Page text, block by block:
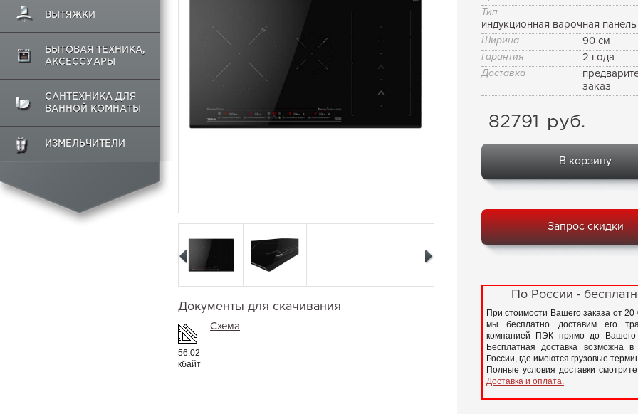
ВЫТЯЖКИ
БЫТОВАЯ ТЕХНИКА,
АКСЕССУАРЫ
САНТЕХНИКА ДЛЯ
ВАННОЙ КОМНАТЫ
ИЗМЕЛЬЧИТЕЛИ
Документы для скачивания
56.02
кбайт
Схема
Тип
индукционная варочная панель
Ширина 90 см
Гарантия 2 года
Доставка
заказ
82791 руб.
В корзину
Запрос скидки
По России -
При стоимости Вашего заказа от 20
мы бесплатно доставим его
компанией ПЭК прямо до Вашего
Бесплатная доставка возможна
России, где имеются грузовые
Полные условия доставки
Доставка и оплата.